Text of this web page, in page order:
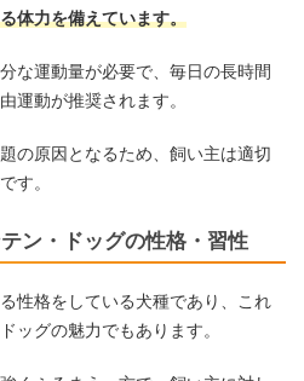
体力を備えています。
な運動量が必要で、毎日の長時間
運動が推奨されます。​
の原因となるため、飼い主は適切
す。
ン・ドッグの性格・習性
性格をしている犬種であり、これ
ッグの魅力でもあります。